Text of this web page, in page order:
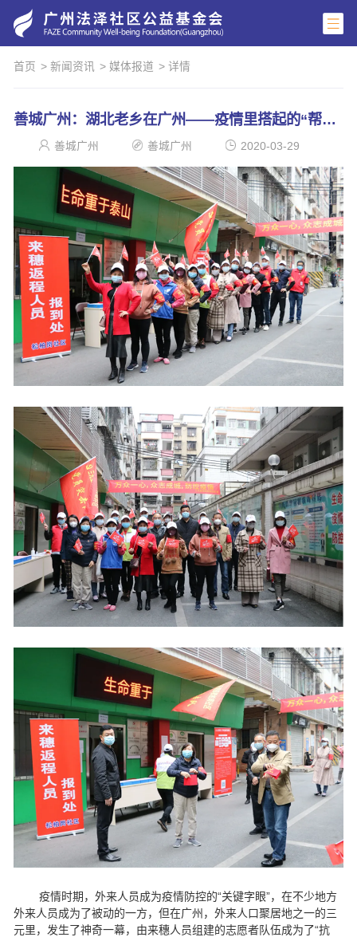
首页 > 新闻资讯 > 媒体报道 > 详情
善城广州：湖北老乡在广州——疫情里搭起的“帮扶群”
善城广州 善城广州 2020-03-29
疫情时期，外来人员成为疫情防控的“关键字眼”，在不少地方
外来人员成为了被动的一方，但在广州，外来人口聚居地之一的三
元里，发生了神奇一幕，由来穗人员组建的志愿者队伍成为了“抗